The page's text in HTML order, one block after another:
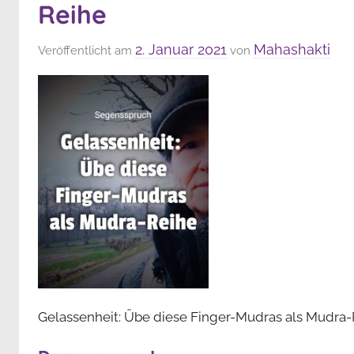
Reihe
Veröffentlicht am 2. Januar 2021 von Mahashakti
Gelassenheit: Übe diese Finger-Mudras als